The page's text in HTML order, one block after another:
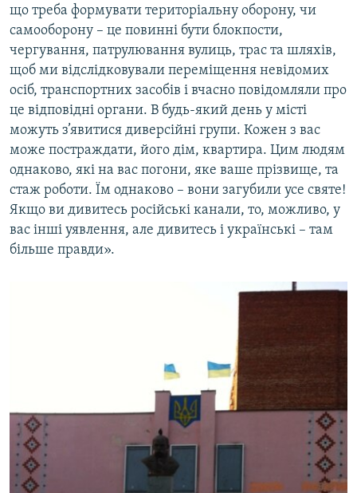
що треба формувати територіальну оборону, чи
самооборону – це повинні бути блокпости,
чергування, патрулювання вулиць, трас та шляхів,
щоб ми відслідковували переміщення невідомих
осіб, транспортних засобів і вчасно повідомляли про
це відповідні органи. В будь-який день у місті
можуть з’явитися диверсійні групи. Кожен з вас
може постраждати, його дім, квартира. Цим людям
однаково, які на вас погони, яке ваше прізвище, та
стаж роботи. Їм однаково – вони загубили усе святе!
Якщо ви дивитесь російські канали, то, можливо, у
вас інші уявлення, але дивитесь і українські – там
більше правди».